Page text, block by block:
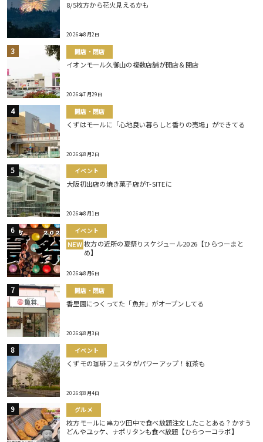
8/5枚方から花火見えるかも
2026年8月2日
開店・閉店
イオンモール久御山の複数店舗が開店＆閉店
2026年7月29日
開店・閉店
くずはモールに「心地良い暮らしと香りの売場」ができてる
2026年8月2日
イベント
大阪初出店の焼き菓子店がT-SITEに
2026年8月1日
イベント
NEW 枚方の近所の夏祭りスケジュール2026【ひらつーまと
め】
2026年8月6日
開店・閉店
香里園につくってた「魚丼」がオープンしてる
2026年8月3日
イベント
くずモの珈琲フェスタがパワーアップ！紅茶も
2026年8月4日
グルメ
枚方モールに串カツ田中で食べ放題注文したことある？かすう
どんやユッケ、ナポリタンも食べ放題【ひらつーコラボ】